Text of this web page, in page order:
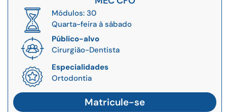
Módulos: 30
Quarta-feira à sábado
Público-alvo
Cirurgião-Dentista
Especialidades
Ortodontia
Matricule-se